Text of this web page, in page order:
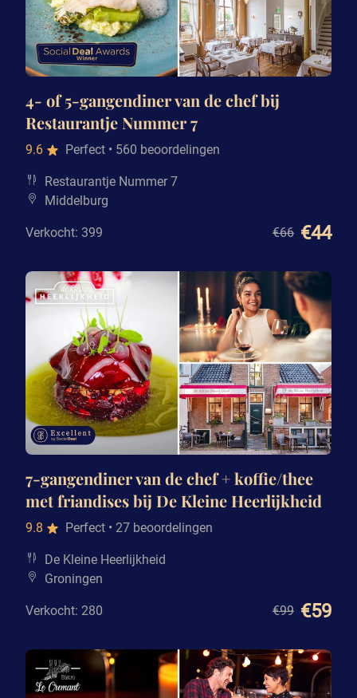
4- of 5-gangendiner van de chef bij
Restaurantje Nummer 7
9.6 Perfect • 560 beoordelingen
Restaurantje Nummer 7
Middelburg
Verkocht: 399 €66 €44
7-gangendiner van de chef + koffie/thee
met friandises bij De Kleine Heerlijkheid
9.8 Perfect • 27 beoordelingen
De Kleine Heerlijkheid
Groningen
Verkocht: 280 €99 €59